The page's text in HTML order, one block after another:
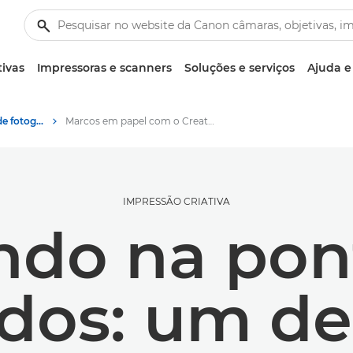
Impressoras e scanners Soluções e serviços Ajuda
Sugestões e técnicas de fotografia e impressão Marcos em papel com o Creative Park
IMPRESSÃO CRIATIVA
na
um